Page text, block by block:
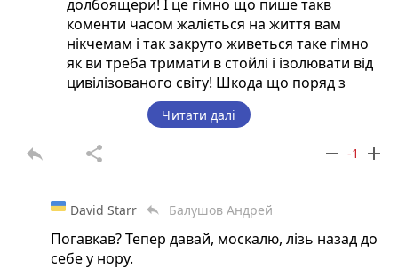
долбоящери! І це гімно що пише такв
коменти часом жаліється на життя вам
нікчемам і так закруто живеться таке гімно
як ви треба тримати в стойлі і ізолювати від
цивілізованого світу! Шкода що поряд з
нормальними українцями отака підла
лицемірна хохломасса живе!
Читати далі
reply share remove -1 add
David Starr reply Балушов Андрей
Погавкав? Тепер давай, москалю, лізь назад до
себе у нору.